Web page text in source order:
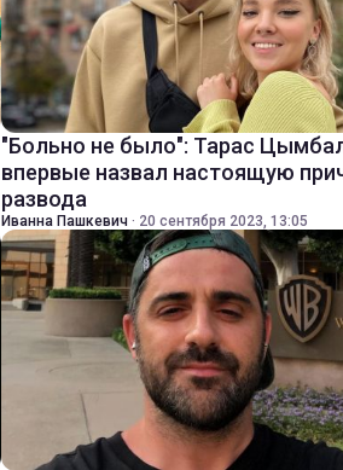
"Больно не было": Тарас
впервые назвал настоящую
развода
Иванна Пашкевич · 20 сентября 2023, 13:05